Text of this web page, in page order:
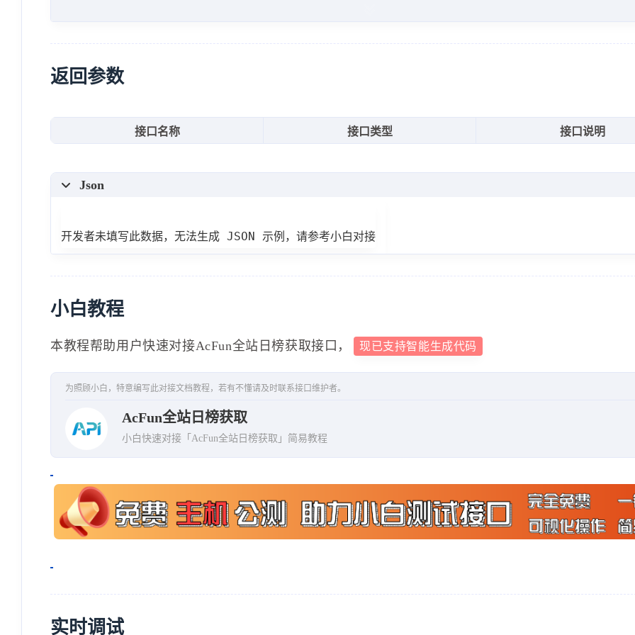
"likeCount": 394,
"commentCount": 83,
"url"
"https:\/\/m.acfun.cn\/v\/?ac=47112504"
"rank": 2,
"title": "天青色等烟雨，而我在等你！欢乐八点档-1248",
"videoCover":
"https:\/\/tx-free-imgs.acfun.cn\/newUpload\/
"userImg":
"https:\/\/tx-free-imgs.acfun.cn\/style\/image\/201907\/
"danmuCount": 38,
"likeCount": 487
"viewCount": 6171,
"bananaCount": 1173,
"commentCount": 15,
"url": "https:\/\/m.acfun.cn\/v\/?ac=47112600",
{
返回参数
接口名称 接口类型 接口说明
Json
开发者未填写此数据，无法生成 JSON 示例，请参考小白对接
小白教程
本教程帮助用户快速对接AcFun全站日榜获取接口， 现已支持智能生成代码
为照顾小白，特意编写此对接文档教程，若有不懂请及时联系接口维护者。
AcFun全站日榜获取
小白快速对接「AcFun全站日榜获取」简易教程
实时调试